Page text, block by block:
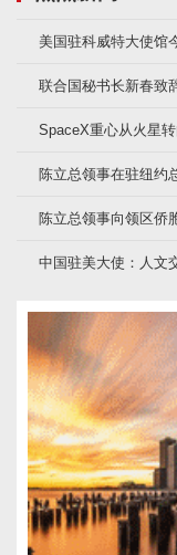
美国驻科威特大使馆
联合国秘书长新春致
SpaceX重心从火星
陈立总领事在驻纽约
陈立总领事向领区侨
中国驻美大使：人文